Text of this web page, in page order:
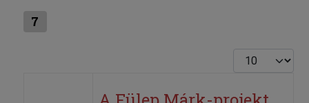
7
Tételek #